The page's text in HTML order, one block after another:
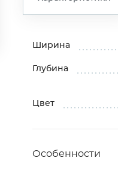
Ширина
Глубина
Цвет
Особенности